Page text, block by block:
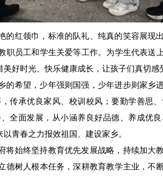
的红领巾，标准的队礼、纯真的笑容展现
员工和学生关爱等工作。为学生代表送
好时光、快乐健康成长，让孩子们真切感
的希望，少年强则国强，少年进步则家乡
传承优良家风、校训校风；要勤学善思
全面发展，从小涵养良好品德、养成优
青春之力报效祖国、建设家乡。
始终坚持教育优先发展战略，持续加大
树人根本任务，深耕教育教学主业，不